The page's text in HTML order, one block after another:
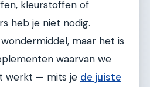
kleurstoffen of
heb je niet nodig.
maar het is
waarvan we
werkt — mits je de juiste